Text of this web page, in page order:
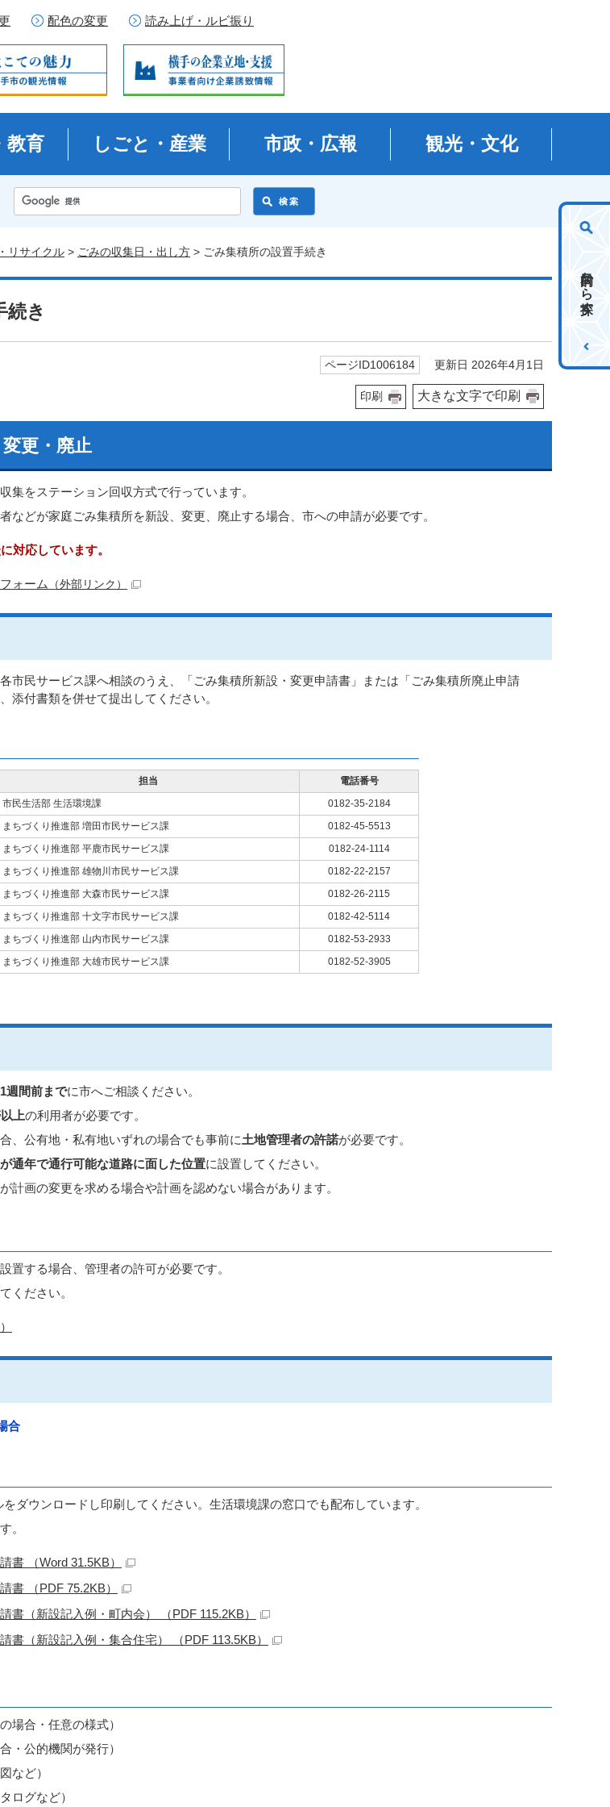
配色の変更 読み上げ・ルビ振り
教育 しごと・産業 市政・広報 観光・文化
目的から探す
リサイクル > ごみの収集日・出し方 > ごみ集積所の設置手続き
続き
ページID1006184 更新日 2026年4月1日
印刷 大きな文字で印刷
更・廃止
集をステーション回収方式で行っています。
などが家庭ごみ集積所を新設、変更、廃止する場合、市への申請が必要です。
対応しています。
ォーム （外部リンク）
市民サービス課へ相談のうえ、「ごみ集積所新設・変更申請書」または「ごみ集積所廃止申請
添付書類を併せて提出してください。
担当
電話番号
市民生活部 生活環境課
0182-35-2184
まちづくり推進部 増田市民サービス課
0182-45-5513
まちづくり推進部 平鹿市民サービス課
0182-24-1114
まちづくり推進部 雄物川市民サービス課
0182-22-2157
まちづくり推進部 大森市民サービス課
0182-26-2115
まちづくり推進部 十文字市民サービス課
0182-42-5114
まちづくり推進部 山内市民サービス課
0182-53-2933
まちづくり推進部 大雄市民サービス課 0182-52-3905
1週間前までに市へご相談ください。
上の利用者が必要です。
、公有地・私有地いずれの場合でも事前に土地管理者の許諾が必要です。
通年で通行可能な道路に面した位置に設置してください。
計画の変更を求める場合や計画を認めない場合があります。
置する場合、管理者の許可が必要です。
ください。
合
ダウンロードし印刷してください。生活環境課の窓口でも配布しています。
。
書 （Word 31.5KB）
書 （PDF 75.2KB）
書（新設記入例・町内会） （PDF 115.2KB）
書（新設記入例・集合住宅） （PDF 113.5KB）
場合・任意の様式）
・公的機関が発行）
など）
ログなど）